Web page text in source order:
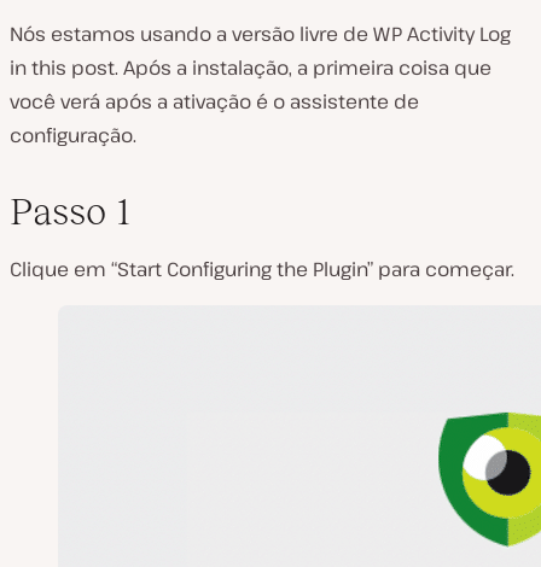
Nós estamos usando a versão livre de WP Activity Log
in this post. Após a instalação, a primeira coisa que
você verá após a ativação é o assistente de
configuração.
Passo 1
Clique em “Start Configuring the Plugin” para começar.